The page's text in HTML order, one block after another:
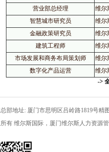
营业部总经理
维尔
智慧城市研究员
维尔
金融政策研究员
维尔
建筑工程师
维尔
市场发展和商务布局策划师
维尔
数字化产品运营
维尔
->
部地址: 厦门市思明区吕岭路1819号精
所有 维尔斯国际，厦门维尔斯人力资源